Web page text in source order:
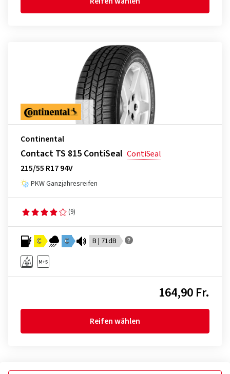
Continental
Contact TS 815 ContiSeal ContiSeal
215/55 R17 94V
PKW Ganzjahresreifen
(9)
C C B | 71dB
164,90 Fr.
Reifen wählen